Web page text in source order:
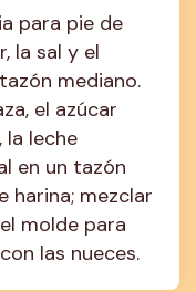
para pie de
la sal y el
mediano.
el azúcar
la leche
en un tazón
harina; mezclar
molde para
las nueces.